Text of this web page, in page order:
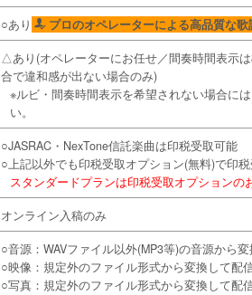
○あり プロのオペレーターによる高品質な歌
△あり(オペレーターにお任せ／間奏時間表示
合で違和感が出ない場合のみ)
※ルビ・間奏時間表示を希望されない場合に
い。
○JASRAC・NexTone信託楽曲は印税受取可能
○上記以外でも印税受取オプション(無料)で印
スタンダードプランは印税受取オプションの
オンライン入稿のみ
○音源：WAVファイル以外(MP3等)の音源から
○映像：規定外のファイル形式から変換して配
○写真：規定外のファイル形式から変換して配